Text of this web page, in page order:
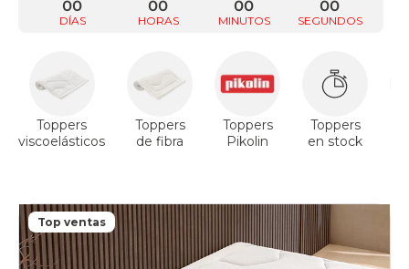
DÍAS
00
HORAS
00
MINUTOS
00
SEGUNDOS
00
Toppers
viscoelásticos
Toppers
de fibra
Toppers
Pikolin
Toppers
en stock
Top ventas